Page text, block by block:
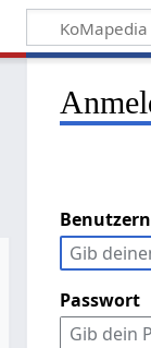
Passwort